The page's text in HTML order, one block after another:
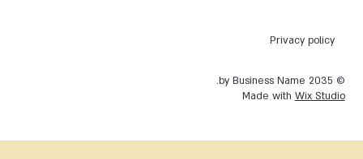
Privacy policy
© 2035 by Business Name.
Made with Wix Studio